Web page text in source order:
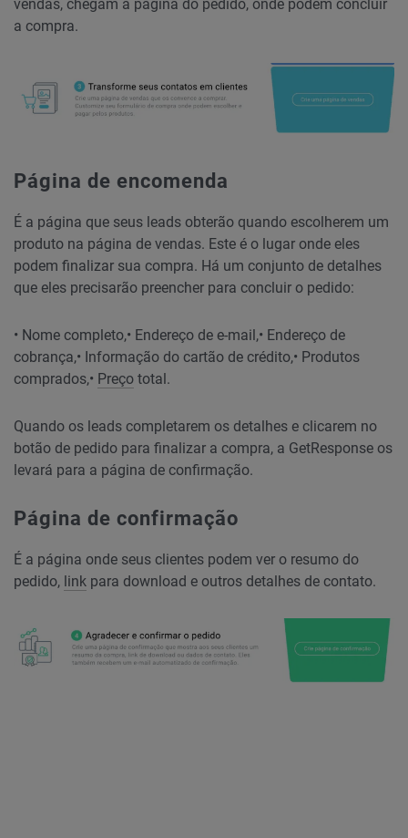
vendas, chegam à página do pedido, onde podem concluir
a compra.
Página de encomenda
É a página que seus leads obterão quando escolherem um
produto na página de vendas. Este é o lugar onde eles
podem finalizar sua compra. Há um conjunto de detalhes
que eles precisarão preencher para concluir o pedido:
• Nome completo,• Endereço de e-mail,• Endereço de
cobrança,• Informação do cartão de crédito,• Produtos
comprados,• Preço total.
Quando os leads completarem os detalhes e clicarem no
botão de pedido para finalizar a compra, a GetResponse os
levará para a página de confirmação.
Página de confirmação
É a página onde seus clientes podem ver o resumo do
pedido, link para download e outros detalhes de contato.